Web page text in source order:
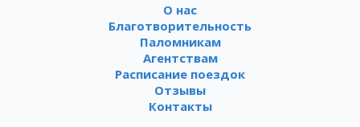
О нас
Благотворительность
Паломникам
Агентствам
Расписание поездок
Отзывы
Контакты